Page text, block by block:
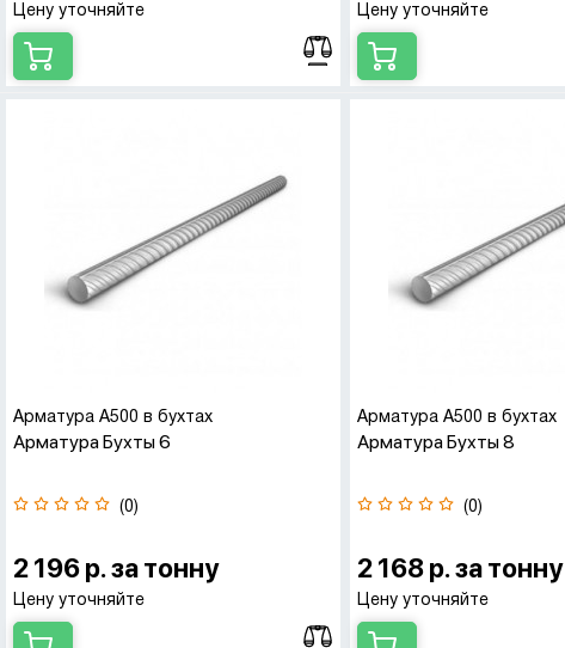
Цену уточняйте Цену уточняйте
Арматура А500 в бухтах
Арматура Бухты 6
(0)
2 196 р. за тонну
Цену уточняйте
Арматура А500 в бухтах
Арматура Бухты 8
(0)
2 168 р. за тонну
Цену уточняйте